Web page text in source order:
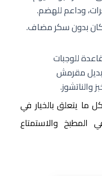
بدون سكر مضاف.
للوجبات
مقرمش
والناتشوز.
ما يتعلق بالخيار في
المطبخ والاستمتاع